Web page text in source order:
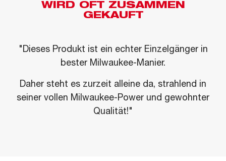
WIRD OFT ZUSAMMEN
GEKAUFT
"Dieses Produkt ist ein echter Einzelgänger in
bester Milwaukee-Manier.
Daher steht es zurzeit alleine da, strahlend in
seiner vollen Milwaukee-Power und gewohnter
Qualität!"